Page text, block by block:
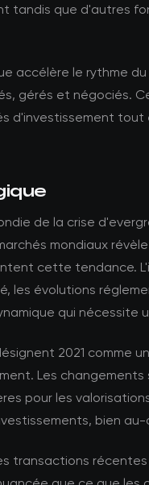
tandis que d'autres
accélère le rythme
gérés et négociés.
d'investissement tout
de la crise
mondiaux
cette tendance.
les évolutions
qui nécessite
2021 comme
Les
pour les
bien
transactions